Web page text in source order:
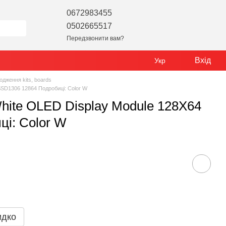
0672983455
0502665517
Передзвонити вам?
Укр Вхід
kits, boards
12864 Подробиці: Color W
OLED Display Module 128X64
Color W